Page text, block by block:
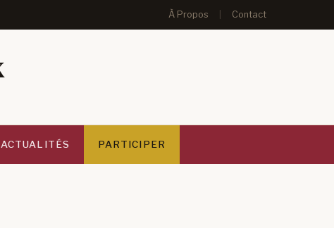
À Propos Contact
ACTUALITÉS PARTICIPER